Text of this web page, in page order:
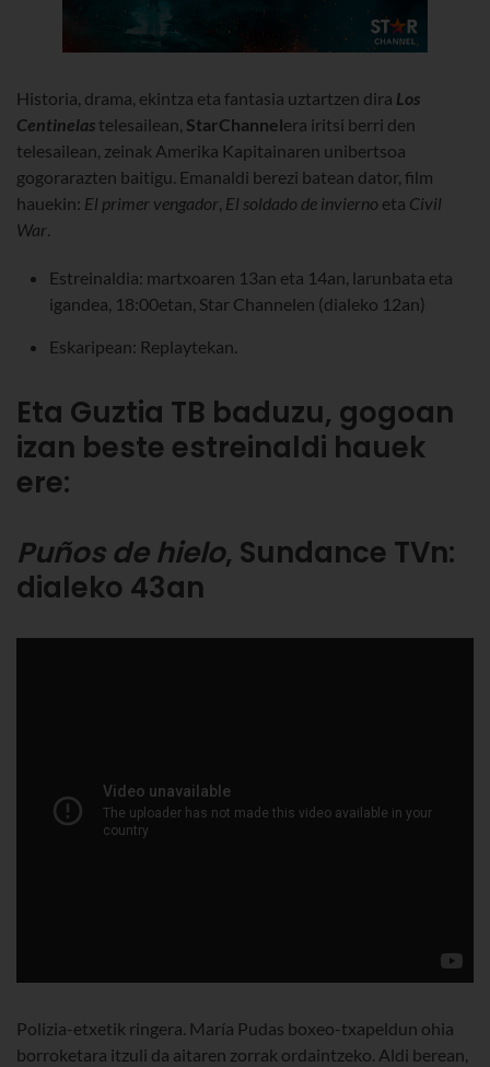
Historia, drama, ekintza eta fantasia uztartzen dira Los
Centinelas telesailean, StarChannelera iritsi berri den
telesailean, zeinak Amerika Kapitainaren unibertsoa
gogorarazten baitigu. Emanaldi berezi batean dator, film
hauekin: El primer vengador, El soldado de invierno eta Civil
War.
Estreinaldia: martxoaren 13an eta 14an, larunbata eta
igandea, 18:00etan, Star Channelen (dialeko 12an)
Eskaripean: Replaytekan.
Eta Guztia TB baduzu, gogoan
izan beste estreinaldi hauek
ere:
Puños de hielo, Sundance TVn:
dialeko 43an
Polizia-etxetik ringera. María Pudas boxeo-txapeldun ohia
borroketara itzuli da aitaren zorrak ordaintzeko. Aldi berean,